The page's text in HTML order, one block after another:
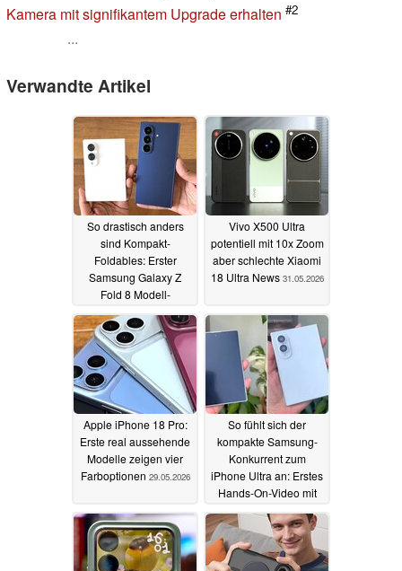
Kamera mit signifikantem Upgrade erhalten #2
...
Verwandte Artikel
So drastisch anders
sind Kompakt-
Foldables: Erster
Samsung Galaxy Z
Fold 8 Modell-
31.05.2026
Vivo X500 Ultra
potentiell mit 10x Zoom
aber schlechte Xiaomi
18 Ultra News 31.05.2026
Apple iPhone 18 Pro:
Erste real aussehende
Modelle zeigen vier
Farboptionen 29.05.2026
So fühlt sich der
kompakte Samsung-
Konkurrent zum
iPhone Ultra an: Erstes
Hands-On-Video mit
28.05.2026